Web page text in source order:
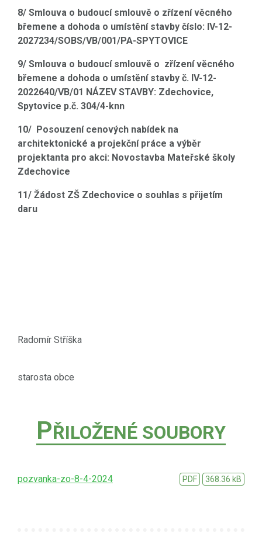
8/ Smlouva o budoucí smlouvě o zřízení věcného
břemene a dohoda o umístění stavby číslo: IV-12-
2027234/SOBS/VB/001/PA-SPYTOVICE
9/ Smlouva o budoucí smlouvě o zřízení věcného
břemene a dohoda o umístění stavby č. IV-12-
2022640/VB/01 NÁZEV STAVBY: Zdechovice,
Spytovice p.č. 304/4-knn
10/ Posouzení cenových nabídek na
architektonické a projekční práce a výběr
projektanta pro akci: Novostavba Mateřské školy
Zdechovice
11/ Žádost ZŠ Zdechovice o souhlas s přijetím
daru
Radomír Stříška
starosta obce
PŘILOŽENÉ SOUBORY
pozvanka-zo-8-4-2024 PDF 368.36 kB